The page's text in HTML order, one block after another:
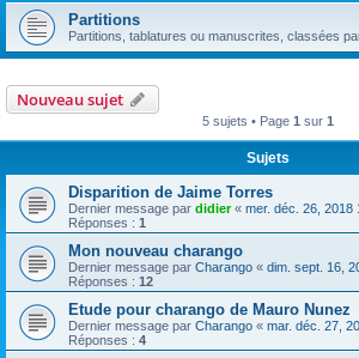
Partitions
Partitions, tablatures ou manuscrites, classées
Nouveau sujet
5 sujets • Page 1 sur 1
Sujets
Disparition de Jaime Torres
Dernier message par didier« mer. déc. 26, 2018
Réponses : 1
Mon nouveau charango
Dernier message par Charango « dim. sept. 16,
Réponses : 12
Etude pour charango de Mauro Nunez
Dernier message par Charango « mar. déc. 27,
Réponses : 4